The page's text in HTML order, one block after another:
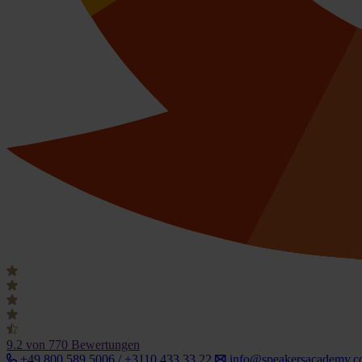
9.2 von 770 Bewertungen
+49 800 589 5006 / +3110 433 33 22